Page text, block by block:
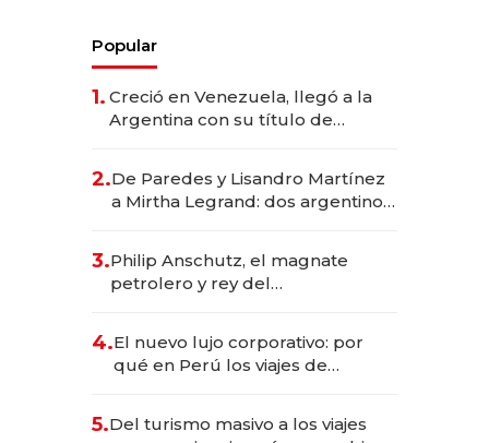
Popular
1. Creció en Venezuela, llegó a la
Argentina con su título de
las marcas "fast premium"
2.De Paredes y Lisandro Martínez
a Mirtha Legrand: dos argentinos
3.Philip Anschutz, el magnate
petrolero y rey del
Fénix
4.El nuevo lujo corporativo: por
qué en Perú los viajes de
transformadoras
5.Del turismo masivo a los viajes